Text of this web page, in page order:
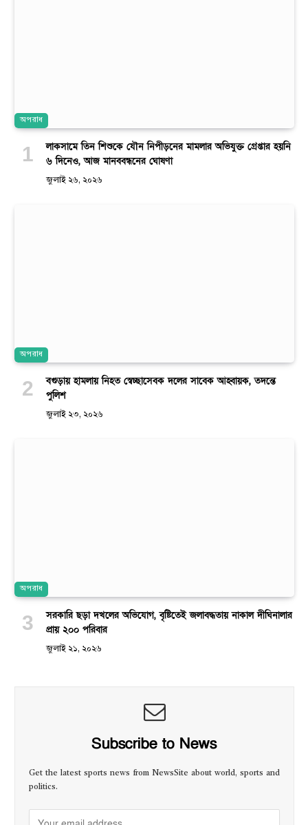
অপরাধ
লাকসামে তিন শিশুকে যৌন নিপীড়নের মামলার অভিযুক্ত গ্রেপ্তার হয়নি
৬ দিনেও, আজ মানববন্ধনের ঘোষণা
জুলাই ২৬, ২০২৬
অপরাধ
বগুড়ায় হামলায় নিহত স্বেচ্ছাসেবক দলের সাবেক আহ্বায়ক, তদন্তে
পুলিশ
জুলাই ২৩, ২০২৬
অপরাধ
সরকারি ছড়া দখলের অভিযোগ, বৃষ্টিতেই জলাবদ্ধতায় নাকাল দীঘিনালার
প্রায় ২০০ পরিবার
জুলাই ২১, ২০২৬
Subscribe to News
Get the latest sports news from NewsSite about world, sports and
politics.